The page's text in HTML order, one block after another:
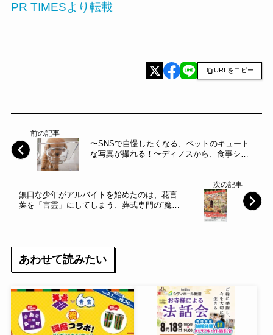
PR TIMESより転載
URLをコピー
前の記事
〜SNSで自慢したくなる、ペットのキュート
な写真が撮れる！〜ディノスから、食事シー
次の記事
無口な少年がアルバイトを始めたのは、花言
葉を「言霊」にしてしまう、葬式専門の“魔
あわせて読みたい